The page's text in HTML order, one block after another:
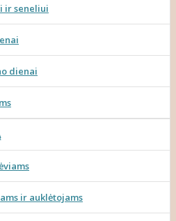
ir seneliui
dienai
ir auklėtojams